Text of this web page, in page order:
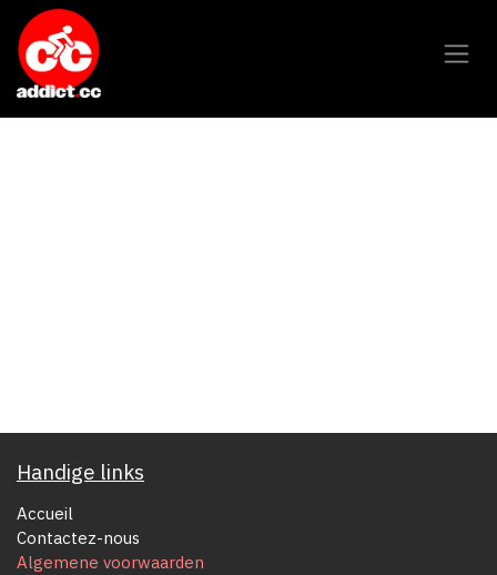
Overslaan naar inhoud
Handige links
Accueil
Contactez-nous
Algemene voorwaarden